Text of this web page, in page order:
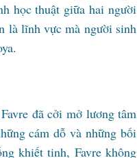
học thuật giữa hai người
là lĩnh vực mà người sinh
đã cởi mở lương tâm
cám dỗ và những bối
khiết tịnh, Favre không